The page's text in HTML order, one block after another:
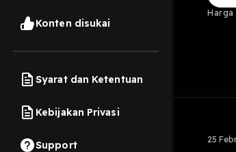
Konten disukai
Syarat dan Ketentuan
Kebijakan Privasi
Support
Harga
25